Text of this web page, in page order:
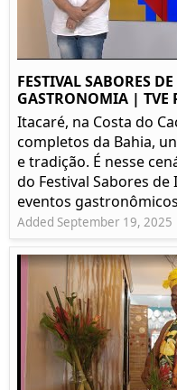
FESTIVAL SABORES
GASTRONOMIA | TVE
Itacaré, na Costa do
completos da Bahia,
e tradição. É nesse
do Festival Sabores
eventos
Added September 19, 2025